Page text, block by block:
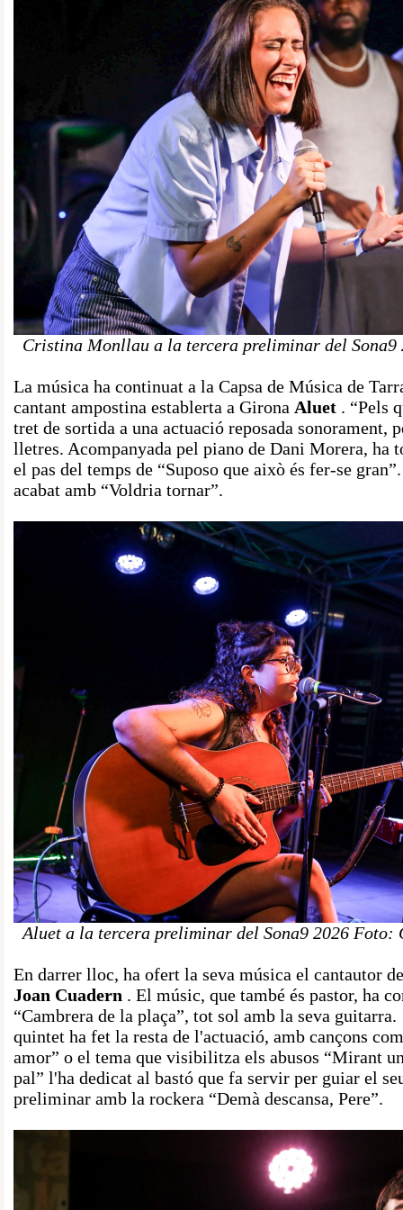
Cristina Monllau a la tercera preliminar del Sona9
La música ha continuat a la Capsa de Música de
cantant ampostina establerta a Girona Aluet . “Pels
tret de sortida a una actuació reposada sonorament,
lletres. Acompanyada pel piano de Dani Morera, ha
el pas del temps de “Suposo que això és fer-se
acabat amb “Voldria tornar”.
Aluet a la tercera preliminar del Sona9 2026 Foto:
En darrer lloc, ha ofert la seva música el cantautor
Joan Cuadern . El músic, que també és pastor, ha
“Cambrera de la plaça”, tot sol amb la seva
quintet ha fet la resta de l'actuació, amb cançons
amor” o el tema que visibilitza els abusos “Mirant
pal” l'ha dedicat al bastó que fa servir per guiar el
preliminar amb la rockera “Demà descansa, Pere”.